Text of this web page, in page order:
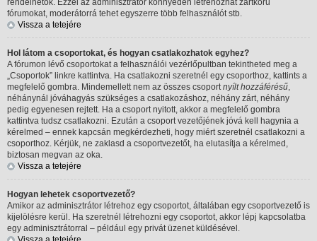
rendelhetők. Ezzel az adminisztrátor könnyedén létrehozhat zártkörű
fórumokat, moderátorrá tehet egyszerre több felhasználót stb.
Vissza a tetejére
Hol látom a csoportokat, és hogyan csatlakozhatok egyhez?
A fórumon lévő csoportokat a felhasználói vezérlőpultban tekintheted meg a
„Csoportok” linkre kattintva. Ha csatlakozni szeretnél egy csoporthoz, kattints a
megfelelő gombra. Mindemellett nem az összes csoportnyílt hozzáférésű,
néhánynál jóváhagyás szükséges a csatlakozáshoz, néhány zárt, néhány
pedig egyenesen rejtett. Ha a csoport nyitott, akkor a megfelelő gombra
kattintva tudsz csatlakozni. Ezután a csoport vezetőjének jóvá kell hagynia a
kérelmed – ennek kapcsán megkérdezheti, hogy miért szeretnél csatlakozni a
csoporthoz. Kérjük, ne zaklasd a csoportvezetőt, ha elutasítja a kérelmed,
biztosan megvan az oka.
Vissza a tetejére
Hogyan lehetek csoportvezető?
Amikor az adminisztrátor létrehoz egy csoportot, általában egy csoportvezető is
kijelölésre kerül. Ha szeretnél létrehozni egy csoportot, akkor lépj kapcsolatba
egy adminisztrátorral – például egy privát üzenet küldésével.